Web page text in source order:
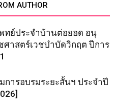
AUTHOR
ทย์ประจำบ้านต่อยอด อนุ
ศาสตร์เวชบำบัดวิกฤต ปีการ
การอบรมระยะสั้นฯ ประจำปี